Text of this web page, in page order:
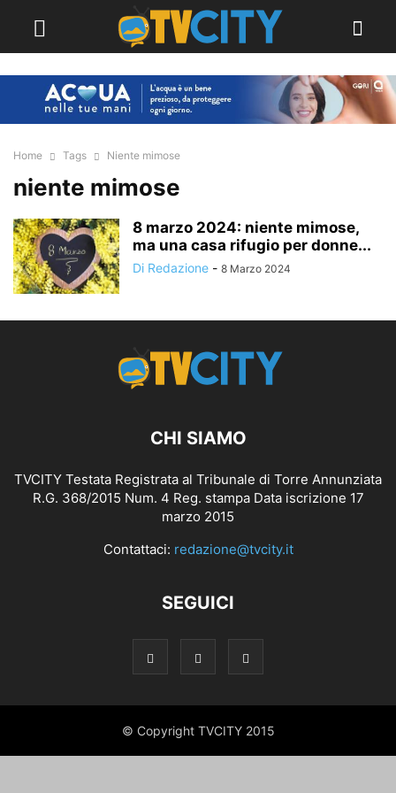
Home Tags Niente mimose
niente mimose
8 marzo 2024: niente mimose,
ma una casa rifugio per donne...
Di Redazione - 8 Marzo 2024
CHI SIAMO
TVCITY Testata Registrata al Tribunale di Torre Annunziata
R.G. 368/2015 Num. 4 Reg. stampa Data iscrizione 17
marzo 2015
Contattaci: redazione@tvcity.it
SEGUICI
© Copyright TVCITY 2015